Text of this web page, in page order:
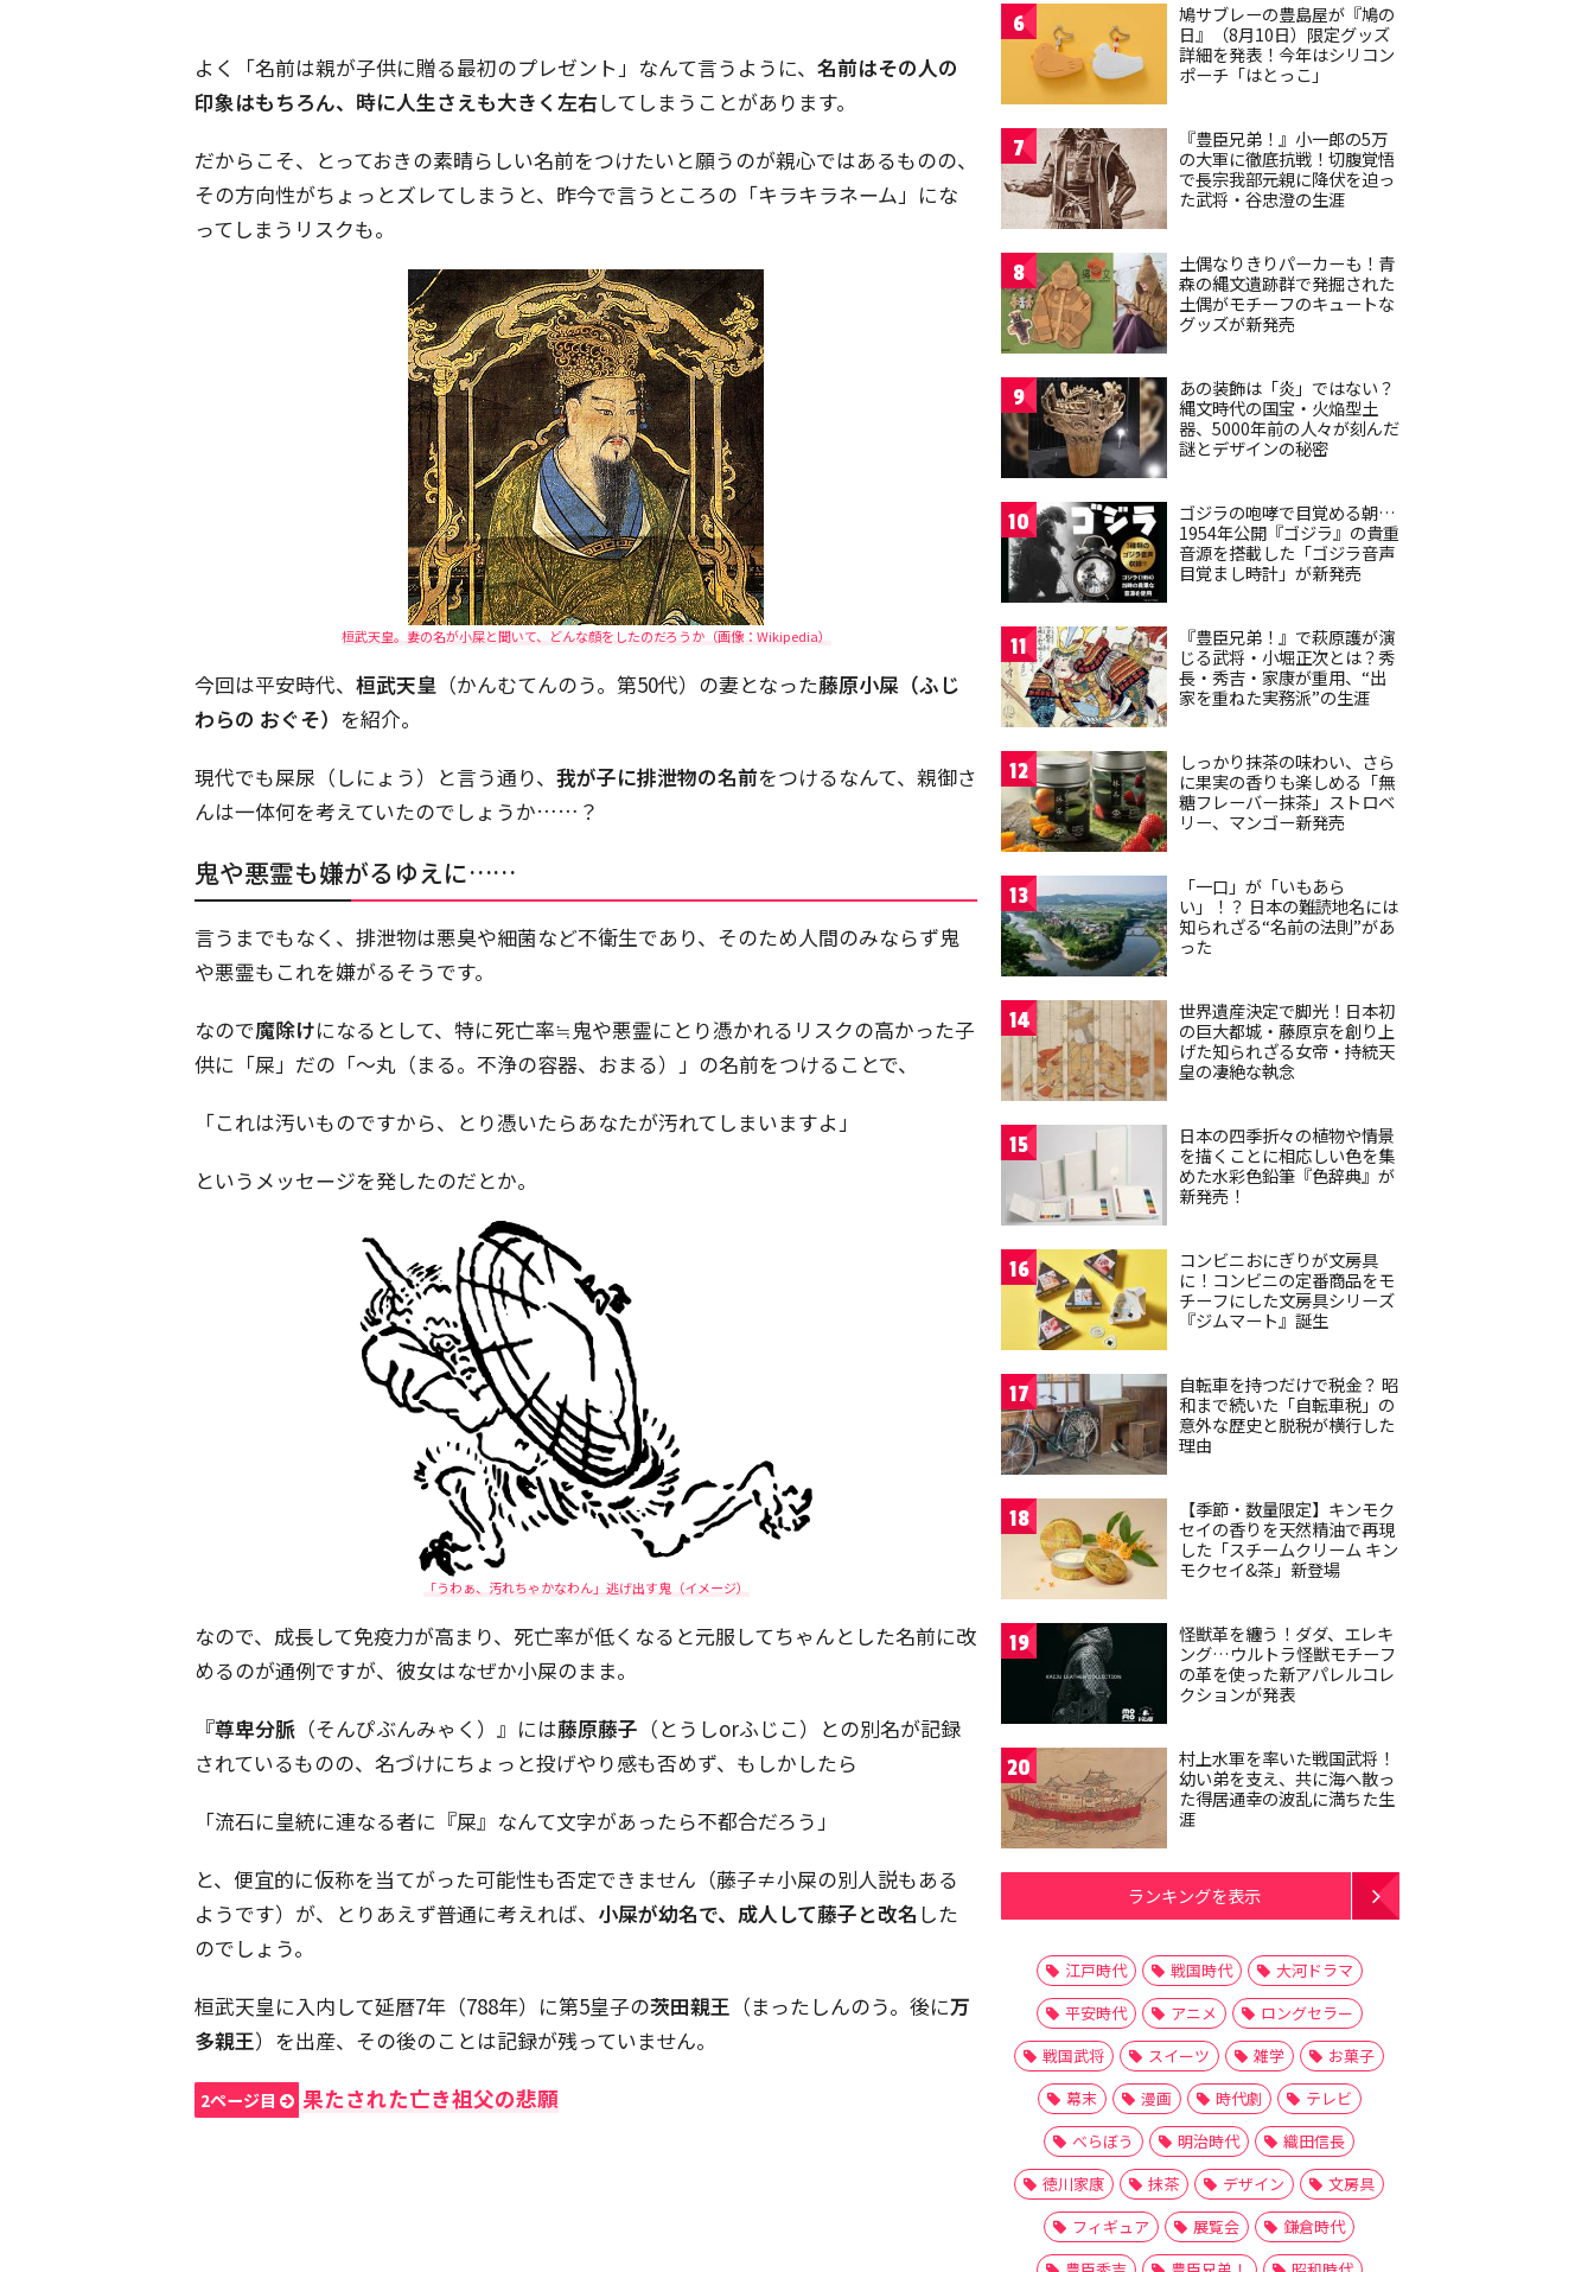
よく「名前は親が子供に贈る最初のプレゼント」なんて言うように、 名前はその人の
印象はもちろん、時に人生さえも大きく左右 してしまうことがあります。
だからこそ、とっておきの素晴らしい名前をつけたいと願うのが親心ではあるものの、
その方向性がちょっとズレてしまうと、昨今で言うところの「キラキラネーム」にな
ってしまうリスクも。
桓武天皇。妻の名が小屎と聞いて、どんな顔をしたのだろうか（画像：Wikipedia）
今回は平安時代、 桓武天皇 （かんむてんのう。第50代）の妻となった藤原小屎（ふじ
わらの おぐそ） を紹介。
現代でも屎尿（しにょう）と言う通り、 我が子に排泄物の名前をつけるなんて、親御さ
んは一体何を考えていたのでしょうか……？
鬼や悪霊も嫌がるゆえに……
言うまでもなく、排泄物は悪臭や細菌など不衛生であり、そのため人間のみならず鬼
や悪霊もこれを嫌がるそうです。
なので魔除けになるとして、特に死亡率≒鬼や悪霊にとり憑かれるリスクの高かった子
供に「屎」だの「～丸（まる。不浄の容器、おまる）」の名前をつけることで、
「これは汚いものですから、とり憑いたらあなたが汚れてしまいますよ」
というメッセージを発したのだとか。
「うわぁ、汚れちゃかなわん」逃げ出す鬼（イメージ）
なので、成長して免疫力が高まり、死亡率が低くなると元服してちゃんとした名前に改
めるのが通例ですが、彼女はなぜか小屎のまま。
『尊卑分脈 （そんぴぶんみゃく）』には藤原藤子 （とうしorふじこ）との別名が記録
されているものの、名づけにちょっと投げやり感も否めず、もしかしたら
「流石に皇統に連なる者に『屎』なんて文字があったら不都合だろう」
と、便宜的に仮称を当てがった可能性も否定できません（藤子≠小屎の別人説もある
ようです）が、とりあえず普通に考えれば、 小屎が幼名で、成人して藤子と改名 した
のでしょう。
桓武天皇に入内して延暦7年（788年）に第5皇子の茨田親王 （まったしんのう。後に万
多親王）を出産、その後のことは記録が残っていません。
2ページ目 果たされた亡き祖父の悲願
6
鳩サブレーの豊島屋が『鳩の
日』（8月10日）限定グッズ
詳細を発表！今年はシリコン
ポーチ「はとっこ」
7
『豊臣兄弟！』小一郎の5万
の大軍に徹底抗戦！切腹覚悟
で長宗我部元親に降伏を迫っ
た武将・谷忠澄の生涯
8
土偶なりきりパーカーも！青
森の縄文遺跡群で発掘された
土偶がモチーフのキュートな
グッズが新発売
9
あの装飾は「炎」ではない？
縄文時代の国宝・火焔型土
器、5000年前の人々が刻んだ
謎とデザインの秘密
10
ゴジラの咆哮で目覚める朝…
1954年公開『ゴジラ』の貴重
音源を搭載した「ゴジラ音声
目覚まし時計」が新発売
11
『豊臣兄弟！』で萩原護が演
じる武将・小堀正次とは？秀
長・秀吉・家康が重用、“出
家を重ねた実務派”の生涯
12
しっかり抹茶の味わい、さら
に果実の香りも楽しめる「無
糖フレーバー抹茶」ストロベ
リー、マンゴー新発売
13
「一口」が「いもあら
い」！？ 日本の難読地名には
知られざる“名前の法則”があ
った
14
世界遺産決定で脚光！日本初
の巨大都城・藤原京を創り上
げた知られざる女帝・持統天
皇の凄絶な執念
15
日本の四季折々の植物や情景
を描くことに相応しい色を集
めた水彩色鉛筆『色辞典』が
新発売！
16
コンビニおにぎりが文房具
に！コンビニの定番商品をモ
チーフにした文房具シリーズ
『ジムマート』誕生
17
自転車を持つだけで税金？ 昭
和まで続いた「自転車税」の
意外な歴史と脱税が横行した
理由
18
【季節・数量限定】キンモク
セイの香りを天然精油で再現
した「スチームクリーム キン
モクセイ&茶」新登場
19
怪獣革を纏う！ダダ、エレキ
ング…ウルトラ怪獣モチーフ
の革を使った新アパレルコレ
クションが発表
20
村上水軍を率いた戦国武将！
幼い弟を支え、共に海へ散っ
た得居通幸の波乱に満ちた生
涯
ランキングを表示
江戸時代 戦国時代
大河ドラマ
平安時代
アニメ
ロングセラー
戦国武将
スイーツ 雑学
お菓子
幕末
漫画 時代劇
テレビ
べらぼう
明治時代
織田信長
徳川家康
抹茶 デザイン
文房具
フィギュア
展覧会
鎌倉時代